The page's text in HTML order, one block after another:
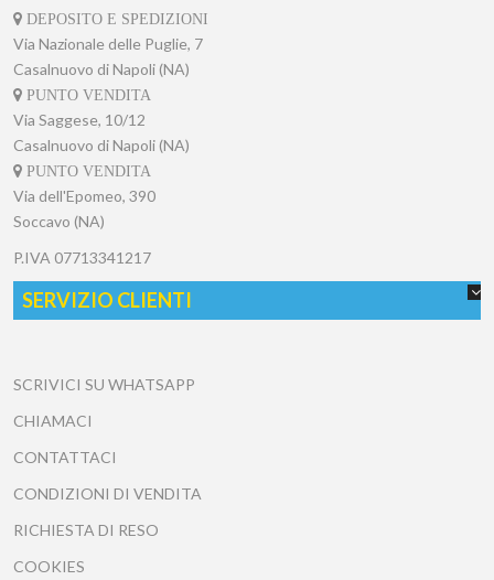
DEPOSITO E SPEDIZIONI
Via Nazionale delle Puglie, 7
Casalnuovo di Napoli (NA)
PUNTO VENDITA
Via Saggese, 10/12
Casalnuovo di Napoli (NA)
PUNTO VENDITA
Via dell'Epomeo, 390
Soccavo (NA)
P.IVA 07713341217
SERVIZIO CLIENTI
SCRIVICI SU WHATSAPP
CHIAMACI
CONTATTACI
CONDIZIONI DI VENDITA
RICHIESTA DI RESO
COOKIES